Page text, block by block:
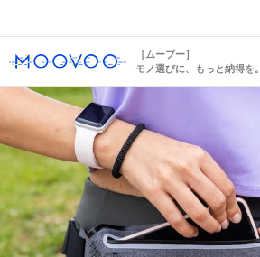
［ムーブー］
モノ選びに、もっと納得を。